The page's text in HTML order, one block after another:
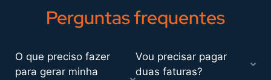
Perguntas frequentes
O que preciso fazer
para gerar minha
Vou precisar pagar
duas faturas?